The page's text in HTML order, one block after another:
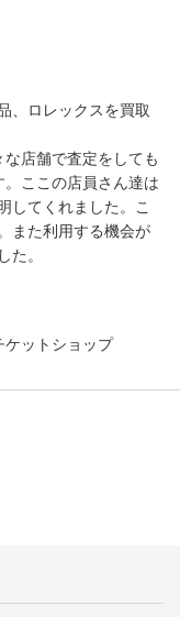
、ロレックスを買取
店舗で査定をしても
ここの店員さん達は
してくれました。こ
また利用する機会が
た。
ケットショップ